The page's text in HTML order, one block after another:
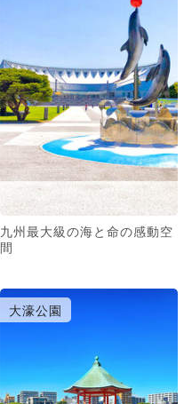
九州最大級の海と命の感動空
間
大濠公園